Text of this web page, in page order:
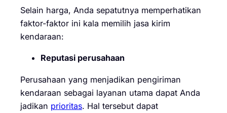
Selain harga, Anda sepatutnya memperhatikan
faktor-faktor ini kala memilih jasa kirim
kendaraan:
Reputasi perusahaan
Perusahaan yang menjadikan pengiriman
kendaraan sebagai layanan utama dapat Anda
jadikan prioritas. Hal tersebut dapat